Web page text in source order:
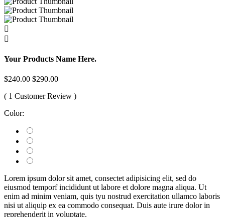
Your Products Name Here.
$240.00 $290.00
( 1 Customer Review )
Color:
Lorem ipsum dolor sit amet, consectet adipisicing elit, sed do
eiusmod temporf incididunt ut labore et dolore magna aliqua. Ut
enim ad minim veniam, quis tyu nostrud exercitation ullamco laboris
nisi ut aliquip ex ea commodo consequat. Duis aute irure dolor in
reprehenderit in voluptate.